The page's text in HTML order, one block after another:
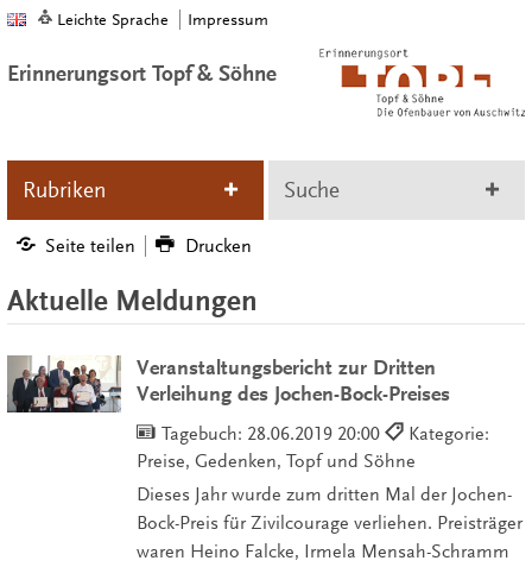
Leichte Sprache Impressum
Erinnerungsort Topf & Söhne
Rubriken Suche
Seite teilen Drucken
Aktuelle Meldungen
Veranstaltungsbericht zur Dritten
Verleihung des Jochen-Bock-Preises
Tagebuch: 28.06.2019 20:00
Kategorie:
Preise, Gedenken, Topf und Söhne
Dieses Jahr wurde zum dritten Mal der Jochen-
Bock-Preis für Zivilcourage verliehen. Preisträger
waren Heino Falcke, Irmela Mensah-Schramm